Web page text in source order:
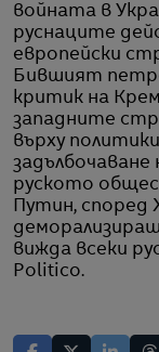
войната в
руснаците
европейски
Бившият
критик на
западните
върху
задълбочаване
руското
Путин, според
вижда всеки
Politico.